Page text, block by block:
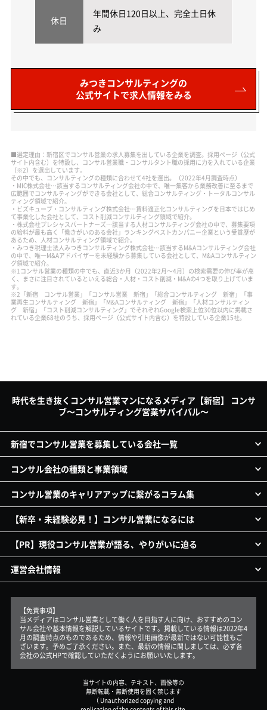
休日
年間休日120日以上、完全土日休
み
みつきコンサルティングの
公式サイトで求人情報をみる
■選定理由：新宿区でコンサル営業の求人募集を出している企業を調査。採用ページ（公式
サイト内含む）を特設し、コンサル営業職・コンサルタント職の採用に力を入れている企業
（※2）を選出しています。
その中でも、コンサルティングの種類に合わせて4社を選出。（2022年4月調査時点）
・MIC株式会社…該当するコンサルティング会社の中で、唯一集客から業務改善に至るまで
広範囲でコンサルティングができる会社として、総合コンサルティング・トータルコンサル
ティング領域で紹介。
・ビズキューブ・コンサルティング株式会社…賃料適正化コンサルティングを日本ではじめ
て事業化した会社として、コスト削減コンサルティング領域で紹介。
・株式会社プレシャスパートナーズ…該当する人材コンサルティング会社の中で、募集要項
の給料が最も高く「働きがいのある会社」ランキングベストカンパニー企業という受賞歴が
あるため、人材コンサルティング領域で紹介。
・みつき税理士法人みつきコンサルティング株式会社…該当するM&Aコンサルティング会社
の中で、唯一M&Aアドバイザーを未経験から募集している会社として、M&Aコンサルティン
グ領域で紹介。
※1コンサル営業の種類の中でも、直近3か月（2022年2月～4月）の検索需要の伸び率が高
く、まさに注目されているといえる総合・人材・コスト削減・M&Aの4つを取り上げていま
す。
※2「新宿 コンサル営業」「コンサル営業 新宿」「総合コンサルティング 新宿」「事
業再生コンサルティング 新宿」「M&Aコンサルティング 新宿」「人材コンサルティン
グ 新宿」「コスト削減コンサルティング」でそれぞれGoogle検索上位30位以内に掲載さ
れている企業68社のうち、採用ページ（公式サイト内含む）を特設している企業15社。
時代を生き抜くコンサル営業マンになるメディア【新宿】 コンサ
ブ～コンサルティング営業サバイバル～
新宿でコンサル営業を募集している会社一覧
コンサル会社の種類と事業領域
コンサル営業のキャリアアップに繋がるコラム集
【新卒・未経験必見！】コンサル営業になるには
【PR】現役コンサル営業が語る、やりがいに迫る
運営会社情報
【免責事項】
当メディアはコンサル営業として働く人を目指す人に向け、おすすめのコン
サル会社や基本情報を解説しているサイトです。掲載している情報は2022年4
月の調査時点のものであるため、情報や引用画像が最新ではない可能性もご
ざいます。予めご了承ください。また、最新の情報に関しましては、必ず各
会社の公式HPで確認していただくようにお願いいたします。
当サイトの内容、テキスト、画像等の
無断転載・無断使用を固く禁じます
（ Unauthorized copying and